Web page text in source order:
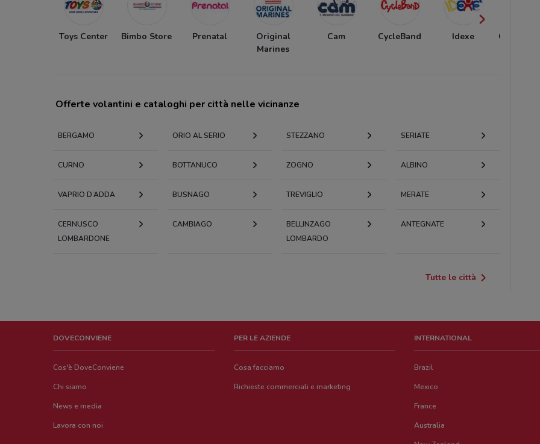
Toys Center Bimbo Store Prenatal
Original
Marines
Cam CycleBand Idexe Città del
Offerte volantini e cataloghi per città nelle vicinanze
BERGAMO ORIO AL SERIO STEZZANO SERIATE
CURNO BOTTANUCO ZOGNO ALBINO
VAPRIO D’ADDA BUSNAGO TREVIGLIO MERATE
CERNUSCO
LOMBARDONE
CAMBIAGO
BELLINZAGO
LOMBARDO
ANTEGNATE
Tutte le città
DOVECONVIENE
Cos'è DoveConviene
Chi siamo
News e media
Lavora con noi
PER LE AZIENDE
Cosa facciamo
Richieste commerciali e marketing
INTERNATIONAL
Brazil
Mexico
France
Australia